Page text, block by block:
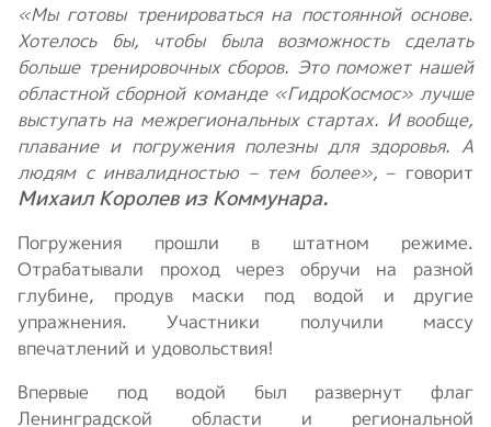
«Мы готовы тренироваться на постоянной основе.
Хотелось бы, чтобы была возможность сделать
больше тренировочных сборов. Это поможет нашей
областной сборной команде «ГидроКосмос» лучше
выступать на межрегиональных стартах. И вообще,
плавание и погружения полезны для здоровья. А
людям с инвалидностью – тем более», – говорит
Михаил Королев из Коммунара.
Погружения прошли в штатном режиме.
Отрабатывали проход через обручи на разной
глубине, продув маски под водой и другие
упражнения. Участники получили массу
впечатлений и удовольствия!
Впервые под водой был развернут флаг
Ленинградской области и региональной